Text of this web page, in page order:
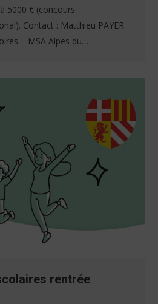
5000 € (concours
Contact : Matthieu PAYER
– MSA Alpes du…
rentrée